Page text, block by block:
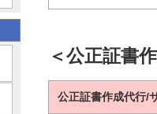
＜公正証書
公正証書作成代行/